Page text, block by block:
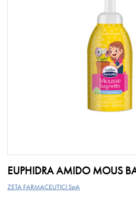
EUPHIDRA AMIDO MOUS
ZETA FARMACEUTICI SpA